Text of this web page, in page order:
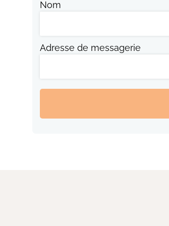
Nom
Adresse de messagerie